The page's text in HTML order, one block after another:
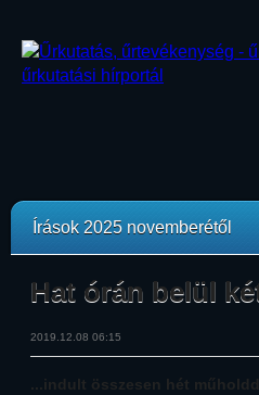
Írások 2025 novemberétől
Hat órán belül
2019.12.08 06:15
...indult összesen hét